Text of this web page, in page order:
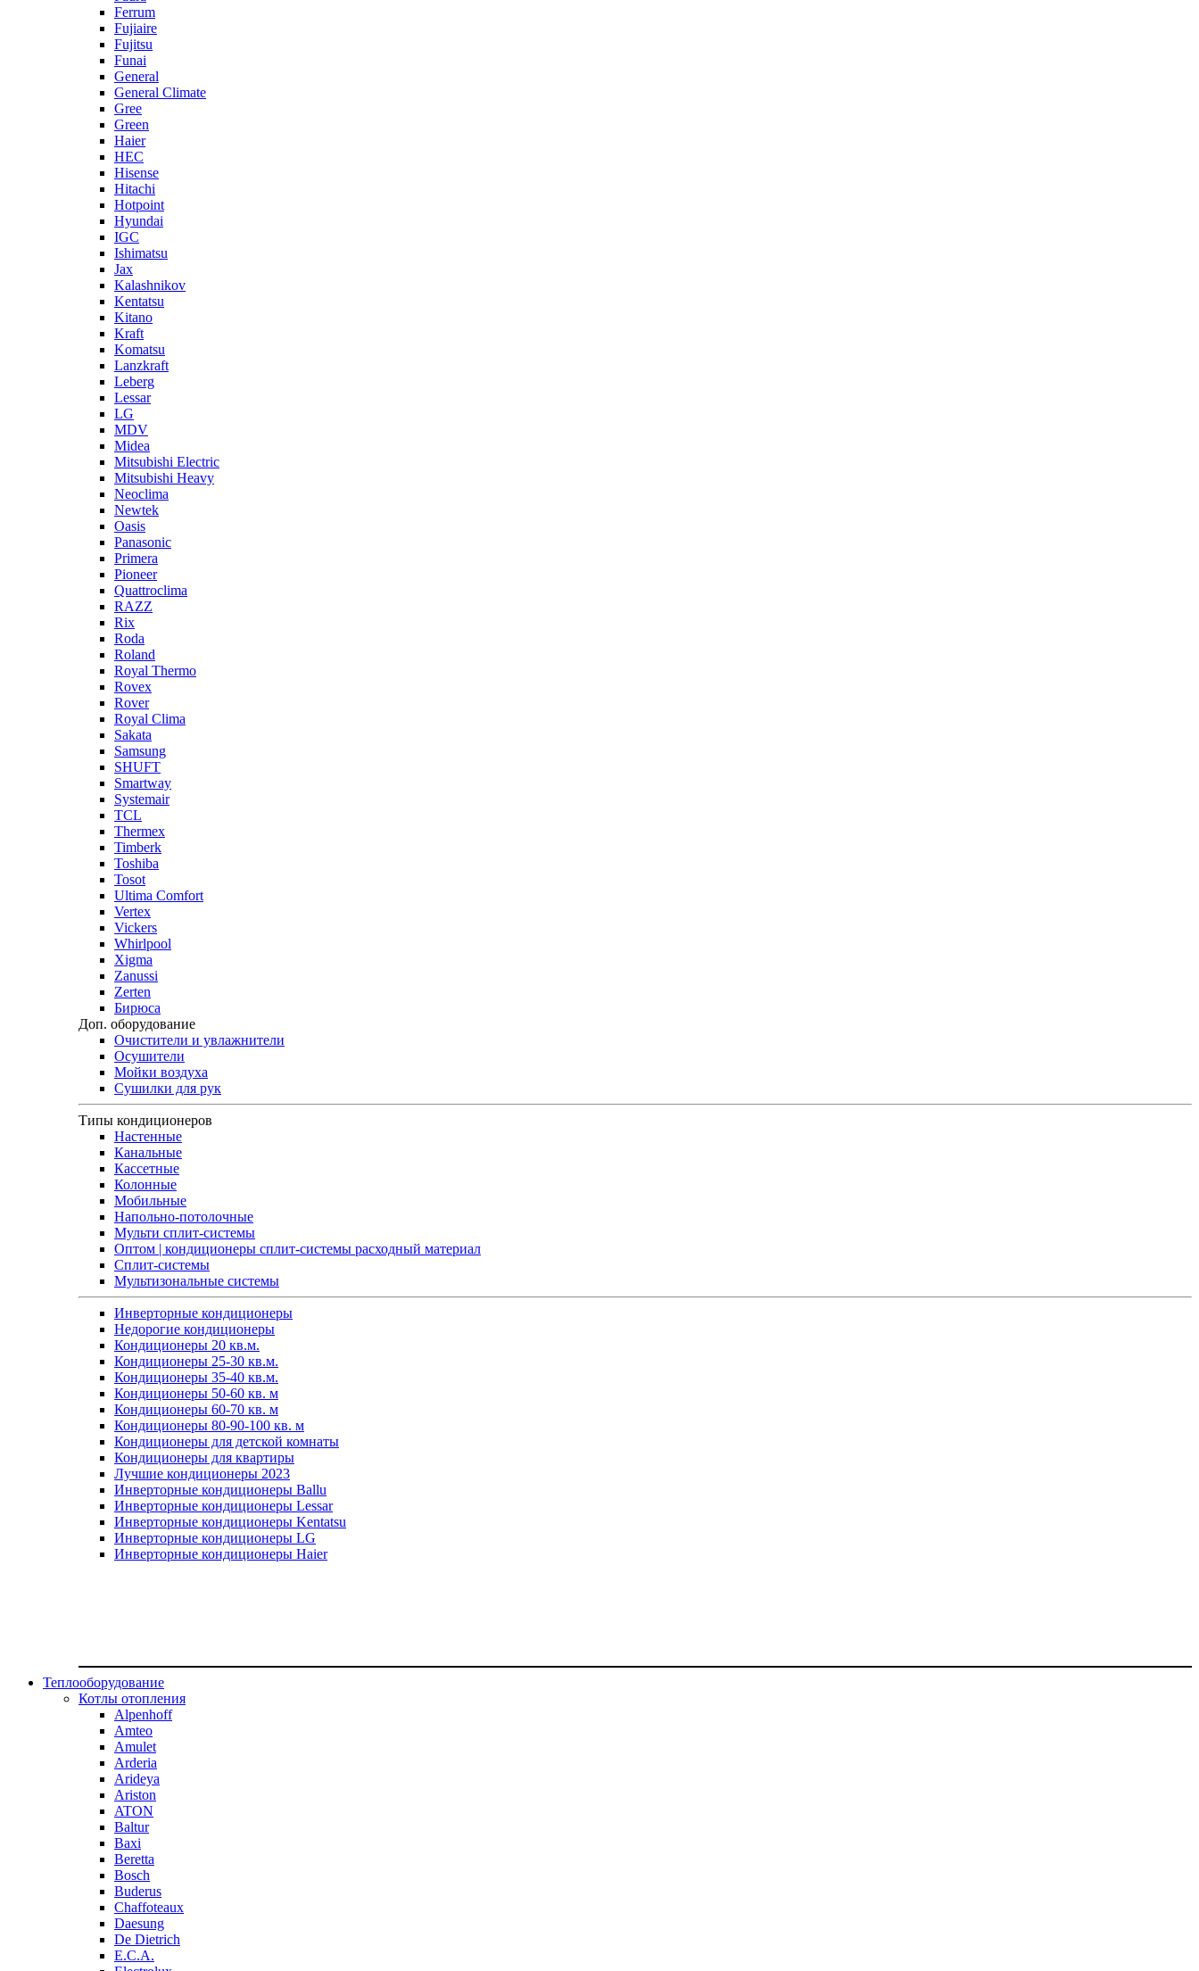
Ferrum
Fujiaire
Fujitsu
Funai
General
General Climate
Gree
Green
Haier
HEC
Hisense
Hitachi
Hotpoint
Hyundai
IGC
Ishimatsu
Jax
Kalashnikov
Kentatsu
Kitano
Kraft
Komatsu
Lanzkraft
Leberg
Lessar
LG
MDV
Midea
Mitsubishi Electric
Mitsubishi Heavy
Neoclima
Newtek
Oasis
Panasonic
Primera
Pioneer
Quattroclima
RAZZ
Rix
Roda
Roland
Royal Thermo
Rovex
Rover
Royal Clima
Sakata
Samsung
SHUFT
Smartway
Systemair
TCL
Thermex
Timberk
Toshiba
Tosot
Ultima Comfort
Vertex
Vickers
Whirlpool
Xigma
Zanussi
Zerten
Бирюса
Доп. оборудование
Очистители и увлажнители
Осушители
Мойки воздуха
Сушилки для рук
Типы кондиционеров
Настенные
Канальные
Кассетные
Колонные
Мобильные
Напольно-потолочные
Мульти сплит-системы
Оптом | кондиционеры сплит-системы расходный материал
Сплит-системы
Мультизональные системы
Инверторные кондиционеры
Недорогие кондиционеры
Кондиционеры 20 кв.м.
Кондиционеры 25-30 кв.м.
Кондиционеры 35-40 кв.м.
Кондиционеры 50-60 кв. м
Кондиционеры 60-70 кв. м
Кондиционеры 80-90-100 кв. м
Кондиционеры для детской комнаты
Кондиционеры для квартиры
Лучшие кондиционеры 2023
Инверторные кондиционеры Ballu
Инверторные кондиционеры Lessar
Инверторные кондиционеры Kentatsu
Инверторные кондиционеры LG
Инверторные кондиционеры Haier
Теплооборудование
Котлы отопления
Alpenhoff
Amteo
Amulet
Arderia
Arideya
Ariston
ATON
Baltur
Baxi
Beretta
Bosch
Buderus
Chaffoteaux
Daesung
De Dietrich
E.C.A.